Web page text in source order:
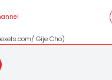
Gije Cho)